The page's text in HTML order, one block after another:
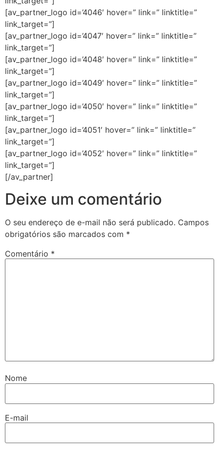
[av_partner_logo id=’4046′ hover=” link=” linktitle=”
link_target=”]
[av_partner_logo id=’4047′ hover=” link=” linktitle=”
link_target=”]
[av_partner_logo id=’4048′ hover=” link=” linktitle=”
link_target=”]
[av_partner_logo id=’4049′ hover=” link=” linktitle=”
link_target=”]
[av_partner_logo id=’4050′ hover=” link=” linktitle=”
link_target=”]
[av_partner_logo id=’4051′ hover=” link=” linktitle=”
link_target=”]
[av_partner_logo id=’4052′ hover=” link=” linktitle=”
link_target=”]
[/av_partner]
Deixe um comentário
O seu endereço de e-mail não será publicado. Campos
obrigatórios são marcados com *
Comentário *
Nome
E-mail